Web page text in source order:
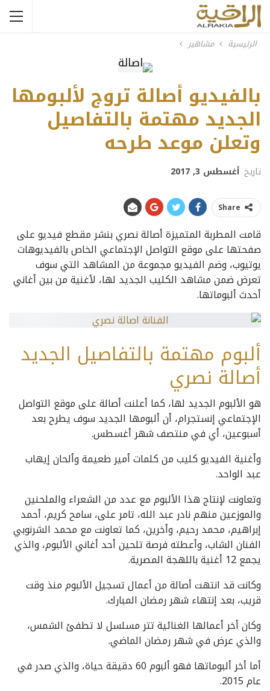
الرئيسية مشاهير
بالفيديو أصالة تروج لألبومها
الجديد مهتمة بالتفاصيل
وتعلن موعد طرحه
تاريخ أغسطس 3, 2017
Share
قامت المطربة المتميزة أصالة نصري بنشر مقطع فيديو على
صفحتها على موقع التواصل الإجتماعي الخاص بالفيديوهات
يوتيوب، وضم الفيديو مجموعة من المشاهد التي سوف
تعرض ضمن مشاهد الكليب الجديد لها، لأغنية من بين أغاني
أحدث ألبوماتها.
ألبوم مهتمة بالتفاصيل الجديد
أصالة نصري
هو الألبوم الجديد لها، كما أعلنت أصالة على موقع التواصل
الإجتماعي إنستجرام، أن ألبومها الجديد سوف يطرح بعد
أسبوعين، أي في منتصف شهر أغسطس.
وأغنية الفيديو كليب من كلمات أمير طعيمة وألحان إيهاب
عبد الواحد.
وتعاونت لإنتاج هذا الألبوم مع عدد من الشعراء والملحنين
والموزعين منهم نادر عبد الله، تامر على، سامح كريم، أحمد
إبراهيم، محمد رحيم، وأخرين، كما تعاونت مع محمد الشرنوبي
الفنان الشاب، وأعطته فرصة تلحين أحد أغاني الألبوم، والذي
يجمع 12 أغنية باللهجة المصرية.
وكانت قد انتهت أصالة من أعمال تسجيل الألبوم منذ وقت
قريب، بعد إنتهاء شهر رمضان المبارك.
وكان أخر أعمالها الغنائية تتر مسلسل لا تطفئ الشمس،
والذي عرض في شهر رمضان الماضي.
أما أخر ألبوماتها فهو ألبوم 60 دقيقة حياة، والذي صدر في
عام 2015.